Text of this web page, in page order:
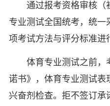
通过报考资格审核（
专业测试全国统考，统一
项考试方法与评分标准进
体育专业测试之前，
诺书》，体育专业测试表
兴奋剂检查。拒不签订